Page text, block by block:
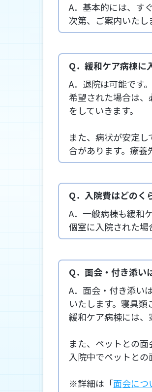
A．基本的には、す
次第、ご案内いたし
Q．緩和ケア病棟に
A．退院は可能です
希望された場合は
をしていきます。
また、病状が安定
合があります。療養
Q．入院費はどのく
A．一般病棟も緩和
個室に入院された
Q．面会・付き添い
A．面会・付き添い
いたします。寝具
緩和ケア病棟には、
また、ペットとの
入院中でペットと
※詳細は「面会につ